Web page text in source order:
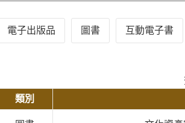
電子出版品 圖書 互動電子書
類別